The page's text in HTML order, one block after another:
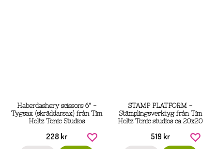
Haberdashery scissors 6" -
Tygsax (skräddarsax) från Tim
Holtz Tonic Studios
228 kr
STAMP PLATFORM -
Stämplingsverktyg från Tim
Holtz Tonic studios ca 20x20
519 kr